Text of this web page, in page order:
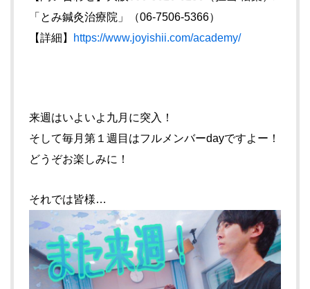
「とみ鍼灸治療院」（06-7506-5366）
【詳細】
https://www.joyishii.com/academy/
来週はいよいよ九月に突入！
そして毎月第１週目はフルメンバーdayですよー！
どうぞお楽しみに！
それでは皆様…